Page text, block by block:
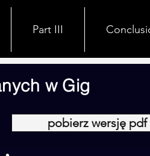
Contact Donate
Part III
w Gig
pobierz wersję pdf